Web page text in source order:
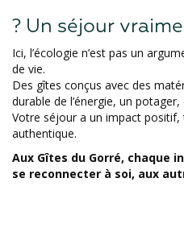
? Un séjour
Ici, l’écologie n’est pas un
de vie.
Des gîtes conçus avec des
durable de l’énergie, un
Votre séjour a un impact
authentique.
Aux Gîtes du Gorré, chaque
se reconnecter à soi, aux